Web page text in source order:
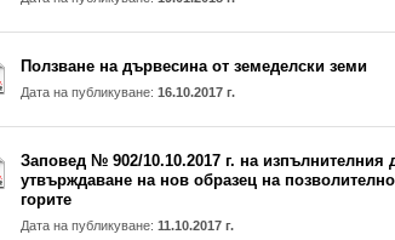
Ползване на дървесина от земеделски земи
Дата на публикуване: 16.10.2017 г.
Заповед № 902/10.10.2017 г. на изпълнителния
утвърждаване на нов образец на
горите
Дата на публикуване: 11.10.2017 г.